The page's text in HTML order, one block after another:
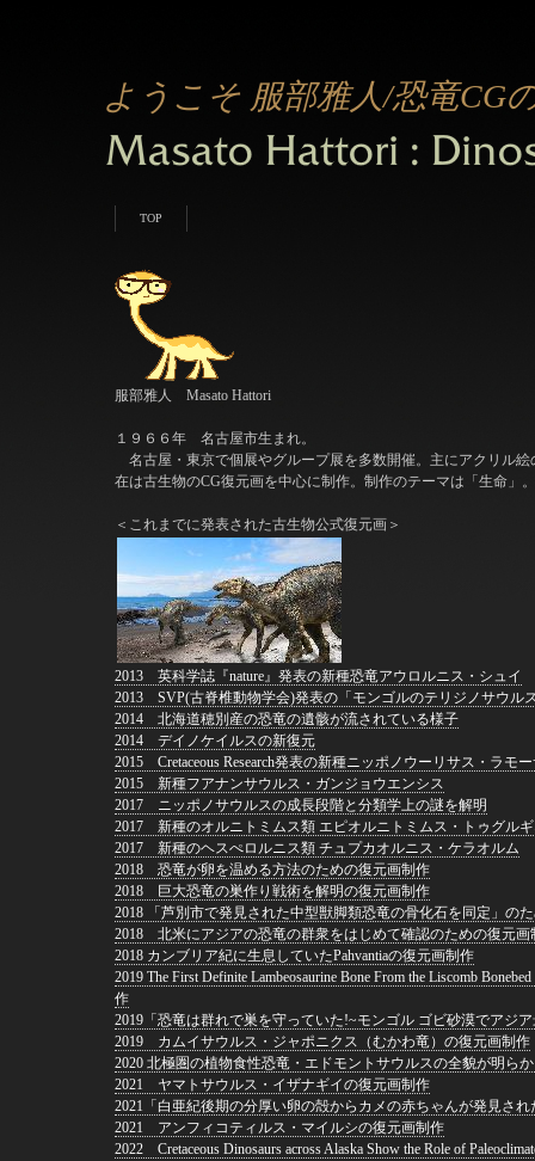
ようこそ 服部雅人/恐竜CG
TOP
服部雅人 Masato Hattori
１９６６年 名古屋市生まれ。
名古屋・東京で個展やグループ展を多数開催。主にアクリル
在は古生物のCG復元画を中心に制作。制作のテーマは「生命」。
＜これまでに発表された古生物公式復元画＞
2013 英科学誌『nature』発表の新種恐竜アウロルニス・シュイ
2013 SVP(古脊椎動物学会)発表の「モンゴルのテリジノサウル
2014 北海道穂別産の恐竜の遺骸が流されている様子
2014 デイノケイルスの新復元
2015 Cretaceous Research発表の新種ニッポノウーリサス・ラモー
2015 新種フアナンサウルス・ガンジョウエンシス
2017 ニッポノサウルスの成長段階と分類学上の謎を解明
2017 新種のオルニトミムス類 エピオルニトミムス・トゥグル
2017 新種のヘスぺロルニス類 チュプカオルニス・ケラオルム
2018 恐竜が卵を温める方法のための復元画制作
2018 巨大恐竜の巣作り戦術を解明の復元画制作
2018 「芦別市で発見された中型獣脚類恐竜の骨化石を同定」の
2018 北米にアジアの恐竜の群衆をはじめて確認のための復元画
2018 カンブリア紀に生息していたPahvantiaの復元画制作
2019 The First Definite Lambeosaurine Bone From the Liscomb
作
2019「恐竜は群れで巣を守っていた!~モンゴル ゴビ砂漠でアジ
2019 カムイサウルス・ジャポニクス（むかわ竜）の復元画制作
2020 北極圏の植物食性恐竜・エドモントサウルスの全貌が明ら
2021 ヤマトサウルス・イザナギイの復元画制作
2021「白亜紀後期の分厚い卵の殻からカメの赤ちゃんが発見さ
2021 アンフィコティルス・マイルシの復元画制作
2022 Cretaceous Dinosaurs across Alaska Show the Role of